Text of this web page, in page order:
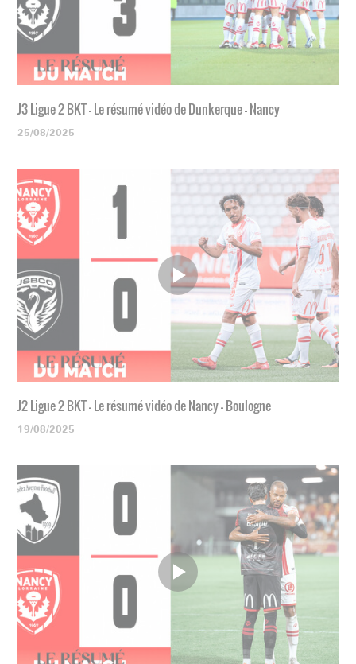
J3 Ligue 2 BKT - Le résumé vidéo de Dunkerque - Nancy
25/08/2025
J2 Ligue 2 BKT - Le résumé vidéo de Nancy - Boulogne
19/08/2025